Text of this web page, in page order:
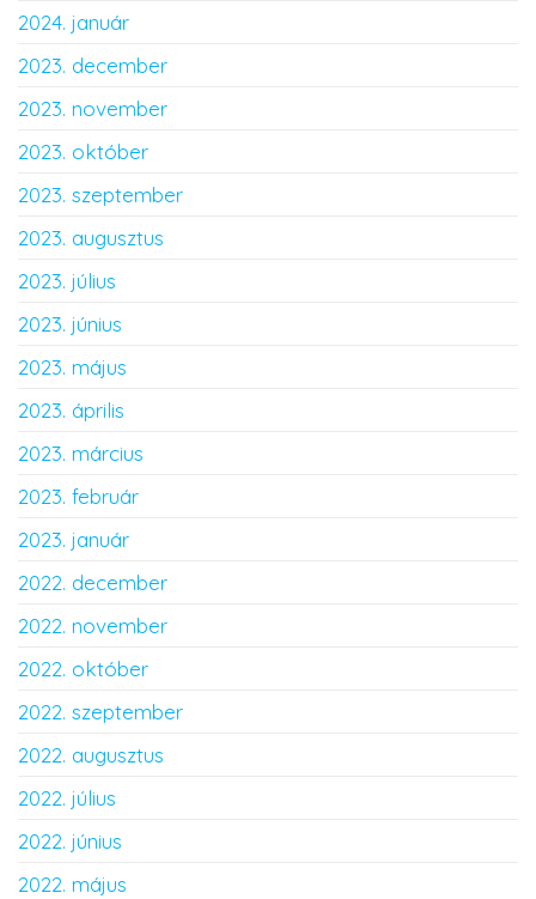
2024. január
2023. december
2023. november
2023. október
2023. szeptember
2023. augusztus
2023. július
2023. június
2023. május
2023. április
2023. március
2023. február
2023. január
2022. december
2022. november
2022. október
2022. szeptember
2022. augusztus
2022. július
2022. június
2022. május